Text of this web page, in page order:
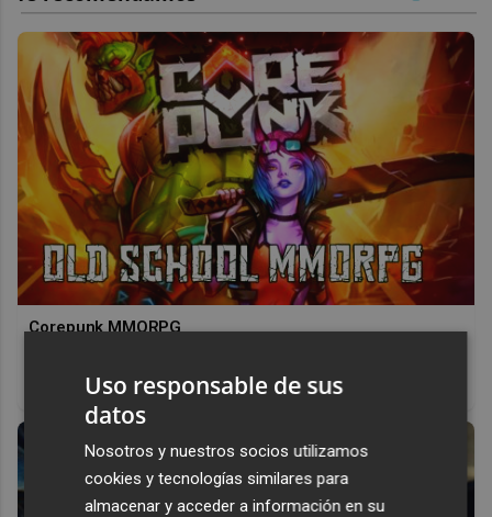
Corepunk MMORPG
antes, pero mejor!
Uso responsable de sus
datos
Nosotros y nuestros socios utilizamos
cookies y tecnologías similares para
almacenar y acceder a información en su